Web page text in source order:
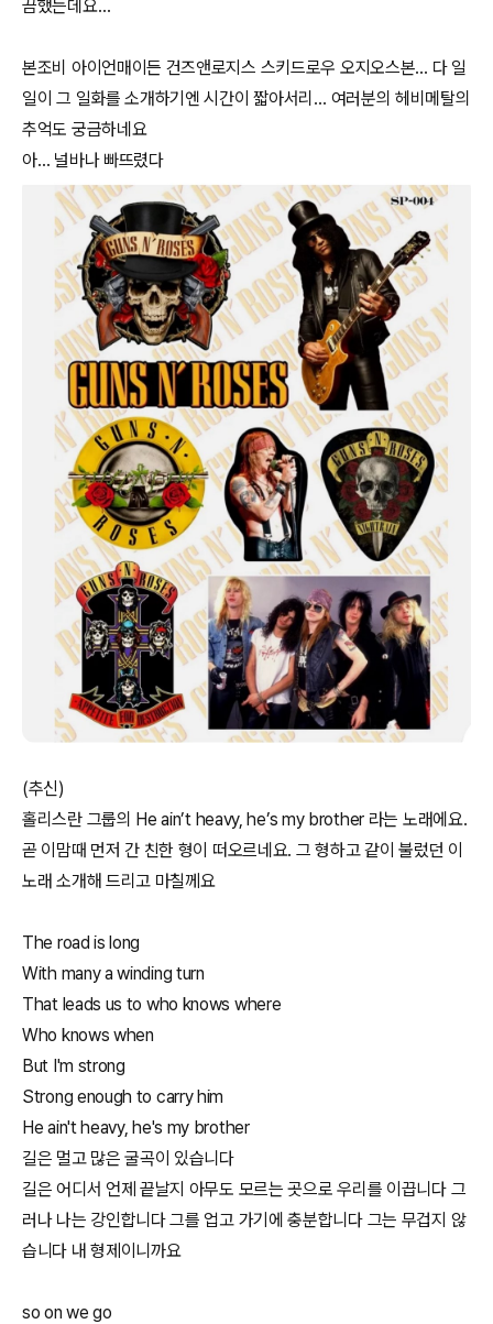
끔했는데요…
본조비 아이언매이든 건즈앤로지스 스키드로우 오지오스본… 다 일
일이 그 일화를 소개하기엔 시간이 짧아서리… 여러분의 헤비메탈의
추억도 궁금하네요
아… 널바나 빠뜨렸다
(추신)
홀리스란 그룹의 He ain’t heavy, he’s my brother 라는 노래에요.
곧 이맘때 먼저 간 친한 형이 떠오르네요. 그 형하고 같이 불렀던 이
노래 소개해 드리고 마칠께요
The road is long
With many a winding turn
That leads us to who knows where
Who knows when
But I'm strong
Strong enough to carry him
He ain't heavy, he's my brother
길은 멀고 많은 굴곡이 있습니다
길은 어디서 언제 끝날지 아무도 모르는 곳으로 우리를 이끕니다 그
러나 나는 강인합니다 그를 업고 가기에 충분합니다 그는 무겁지 않
습니다 내 형제이니까요
so on we go